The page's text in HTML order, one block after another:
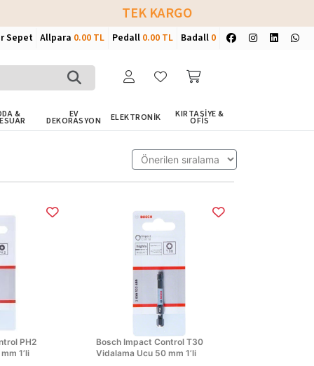
TEK KARGO
Sepet Allpara 0.00 TL Pedall 0.00 TL Badall 0
& EV
DEKORASYON ELEKTRONİK KIRTASİYE &
OFİS
PH2
1’li
Bosch Impact Control T30
Vidalama Ucu 50 mm 1’li